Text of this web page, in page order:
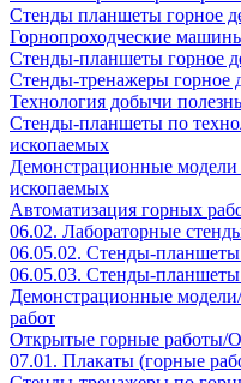
Стенды планшеты горное
Горнопроходческие
Стенды-планшеты горное
Стенды-тренажеры горное
Технология добычи
Стенды-планшеты по
ископаемых
Демонстрационные
ископаемых
Автоматизация горных
06.02. Лабораторные
06.05.02. Стенды-
06.05.03. Стенды-планшеты
Демонстрационные
работ
Открытые горные работы/
07.01. Плакаты (горные